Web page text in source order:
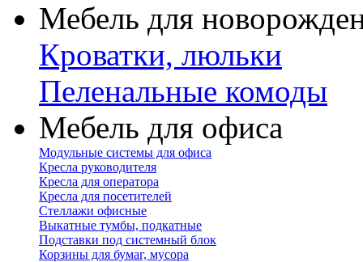
Мебель для
Кроватки, люльки
Пеленальные комоды
Мебель для офиса
Модульные системы для офиса
Кресла руководителя
Кресла для оператора
Кресла для посетителей
Стеллажи офисные
Выкатные тумбы, подкатные
Подставки под системный блок
Корзины для бумаг, мусора